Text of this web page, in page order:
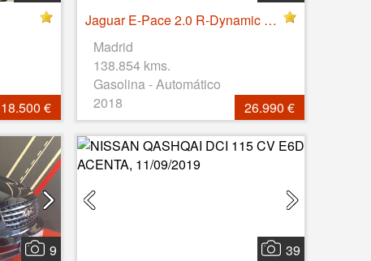
18.500 €
Jaguar E-Pace 2.0 R-Dynamic P250 AWD 249 CV 183 KW (249 CV), Gasolina, 138854 Km, Secuencial, 2018
Madrid
138.854 kms.
Gasolina - Automático
2018
26.990 €
9
39